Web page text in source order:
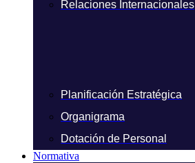
Relaciones Internacionales
Planificación Estratégica
Organigrama
Dotación de Personal
Normativa